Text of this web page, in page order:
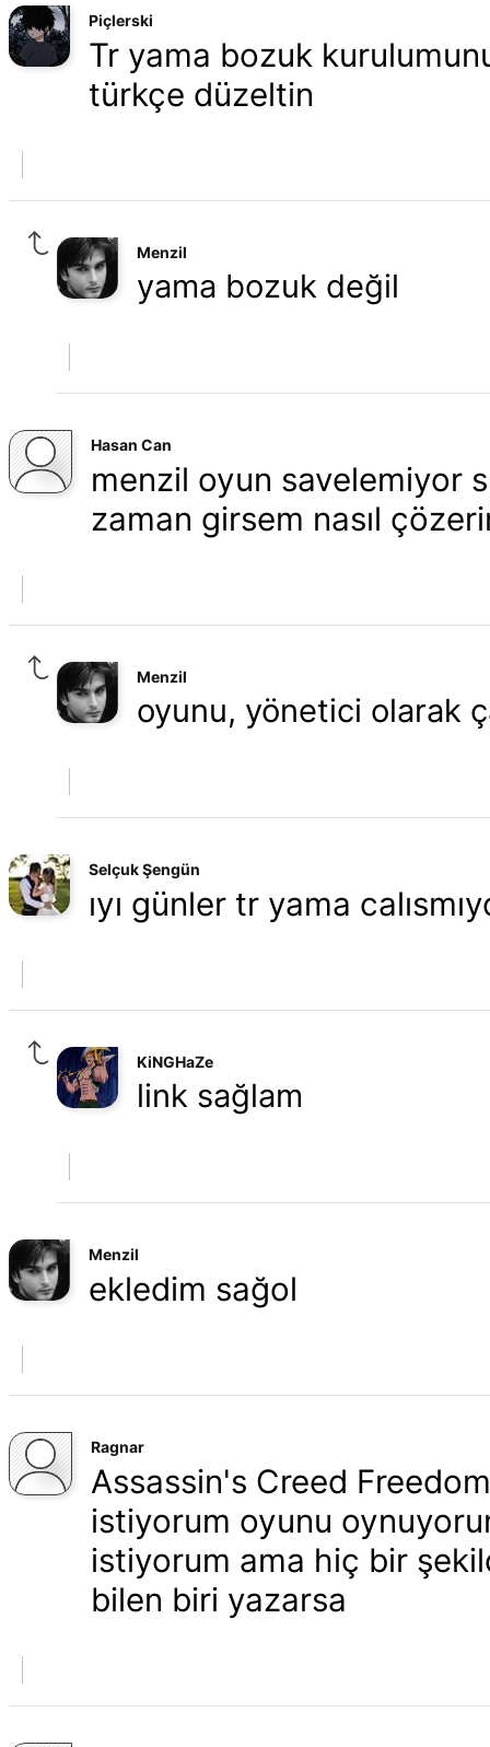
Piçlerski
Tr yama bozuk
türkçe düzeltin
Menzil
yama bozuk değil
Hasan Can
menzil oyun savelemiyor
zaman girsem nasıl
Menzil
oyunu, yönetici olarak
Selçuk Şengün
ıyı günler tr yama
KiNGHaZe
link sağlam
Menzil
ekledim sağol
Ragnar
Assassin's Creed
istiyorum oyunu
istiyorum ama hiç bir
bilen biri yazarsa